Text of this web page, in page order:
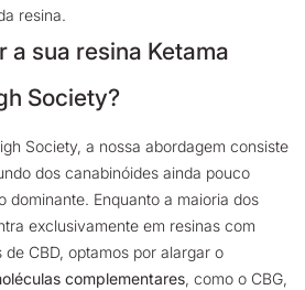
resina.
a sua resina Ketama
Society?
Society, a nossa abordagem consiste
dos canabinóides ainda pouco
dominante. Enquanto a maioria dos
exclusivamente em resinas com
CBD, optamos por alargar o
complementares, como o CBG,